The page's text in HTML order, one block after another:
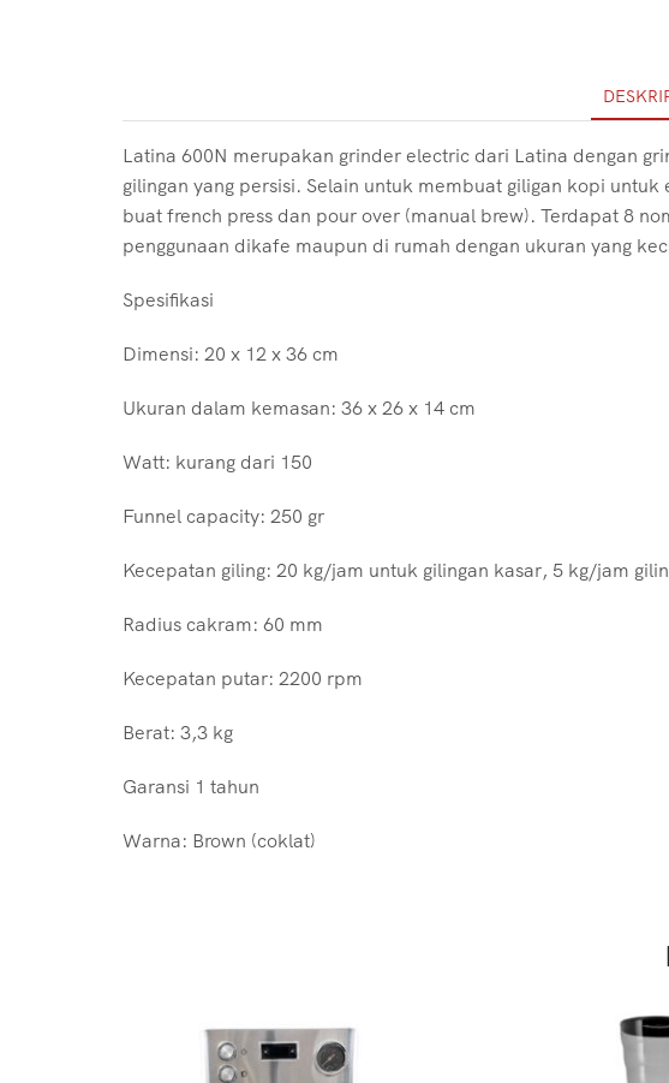
Latina 600N merupakan grinder electric dari Latina dengan
gilingan yang persisi. Selain untuk membuat giligan kopi
buat french press dan pour over (manual brew). Terdapat 8
penggunaan dikafe maupun di rumah dengan ukuran yang
Spesifikasi
Dimensi: 20 x 12 x 36 cm
Ukuran dalam kemasan: 36 x 26 x 14 cm
Watt: kurang dari 150
Funnel capacity: 250 gr
Kecepatan giling: 20 kg/jam untuk gilingan kasar, 5 kg/jam
Radius cakram: 60 mm
Kecepatan putar: 2200 rpm
Berat: 3,3 kg
Garansi 1 tahun
Warna: Brown (coklat)